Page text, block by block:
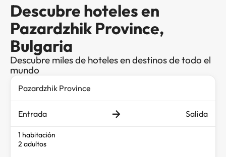
Descubre hoteles en
Pazardzhik Province,
Bulgaria
Descubre miles de hoteles en destinos de todo el
mundo
Entrada Salida
1 habitación
2 adultos